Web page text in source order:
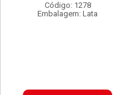
Código: 1278
Embalagem: Lata